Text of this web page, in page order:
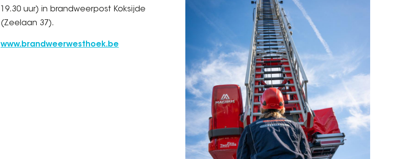
19.30 uur) in brandweerpost Koksijde
(Zeelaan 37).
www.brandweerwesthoek.be